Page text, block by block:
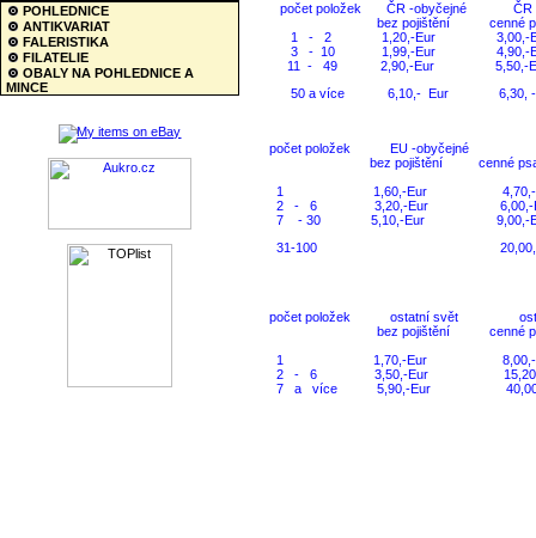
POHLEDNICE
ANTIKVARIAT
FALERISTIKA
FILATELIE
OBALY NA POHLEDNICE A
MINCE
počet položek ČR -
bez pojištění cenné
1 - 2 1,20,-Eur 3,00,-
3 - 10 1,99,-Eur 4,90,-
11 - 49 2,90,-Eur 5,50,-
50 a více 6,10,- Eur 6,30, -
počet položek EU -
bez pojištění cenné
1 1,60,-Eur
2 - 6 3,20,-Eur 6,00,-
7 - 30 5,10,-Eur 9,00,-
31-100 20,00,-
počet položek ostatní svět
bez pojištění cenné
1 1,70,-Eur 8,00,-
2 - 6 3,50,-Eur
7 a více 5,90,-Eur